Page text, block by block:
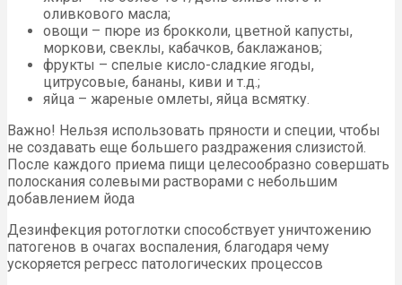
оливкового масла;
овощи – пюре из брокколи, цветной капусты,
моркови, свеклы, кабачков, баклажанов;
фрукты – спелые кисло-сладкие ягоды,
цитрусовые, бананы, киви и т.д.;
яйца – жареные омлеты, яйца всмятку.
Важно! Нельзя использовать пряности и специи, чтобы
не создавать еще большего раздражения слизистой.
После каждого приема пищи целесообразно совершать
полоскания солевыми растворами с небольшим
добавлением йода
Дезинфекция ротоглотки способствует уничтожению
патогенов в очагах воспаления, благодаря чему
ускоряется регресс патологических процессов